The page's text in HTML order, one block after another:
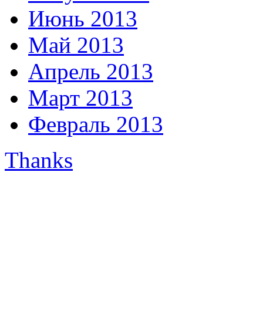
Июнь 2013
Май 2013
Апрель 2013
Март 2013
Февраль 2013
Thanks